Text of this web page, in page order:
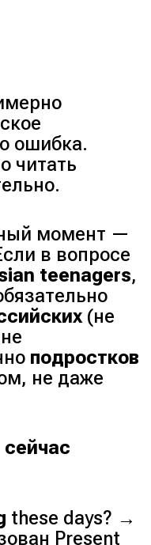
ошибка.
читать
момент —
в вопросе
teenagers,
(не
подростков
не даже
these days? →
Present